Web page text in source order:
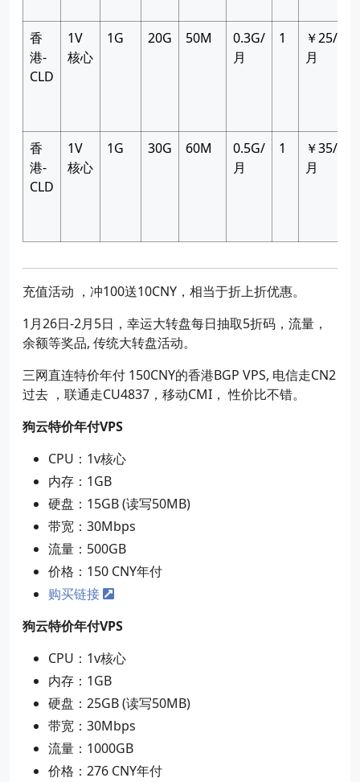
香
港-
CLD
1V
核心
1G 20G 50M
0.3G/
月
1
￥25/
月
香
港-
CLD
1V
核心
1G 30G 60M
0.5G/
月
1
￥35/
月
充值活动 ，冲100送10CNY，相当于折上折优惠。
1月26日-2月5日，幸运大转盘每日抽取5折码，流量，
余额等奖品, 传统大转盘活动。
三网直连特价年付 150CNY的香港BGP VPS, 电信走CN2
过去 ，联通走CU4837，移动CMI， 性价比不错。
狗云特价年付VPS
CPU：1v核心
内存：1GB
硬盘：15GB (读写50MB)
带宽：30Mbps
流量：500GB
价格：150 CNY年付
购买链接
狗云特价年付VPS
CPU：1v核心
内存：1GB
硬盘：25GB (读写50MB)
带宽：30Mbps
流量：1000GB
价格：276 CNY年付